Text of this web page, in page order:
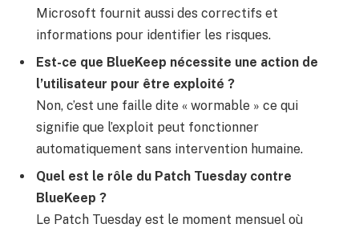
Microsoft fournit aussi des correctifs et
informations pour identifier les risques.
Est-ce que BlueKeep nécessite une action de
l’utilisateur pour être exploité ?
Non, c’est une faille dite « wormable » ce qui
signifie que l’exploit peut fonctionner
automatiquement sans intervention humaine.
Quel est le rôle du Patch Tuesday contre
BlueKeep ?
Le Patch Tuesday est le moment mensuel où